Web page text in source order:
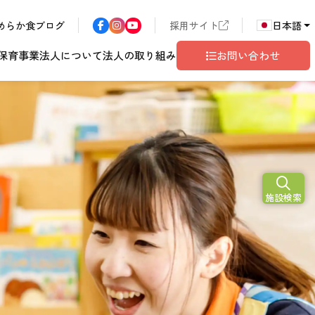
らか食ブログ 採用サイト 日本語
長野エリア 東京都世田谷
ども園
サン・サンこども園
グレイスフル塩尻
育事業法人について
ロゴマークの由来
法人の取り組み
ム 地域共生
お問い合わせ
書
ハラスメント
相談窓口
2026年
10月
開設予定
施設検索